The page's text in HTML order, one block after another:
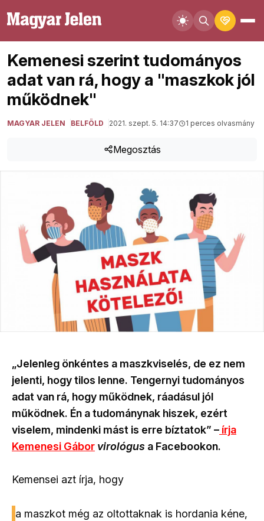
Kemenesi szerint tudományos
adat van rá, hogy a "maszkok jól
működnek"
MAGYAR JELEN BELFÖLD 2021. szept. 5. 14:37 1 perces olvasmány
Megosztás
„Jelenleg önkéntes a maszkviselés, de ez nem
jelenti, hogy tilos lenne. Tengernyi tudományos
adat van rá, hogy működnek, ráadásul jól
működnek. Én a tudománynak hiszek, ezért
viselem, mindenki mást is erre bíztatok” – írja
Kemenesi Gábor virológus a Facebookon.
Kemensei azt írja, hogy
a maszkot még az oltottaknak is hordania kéne,